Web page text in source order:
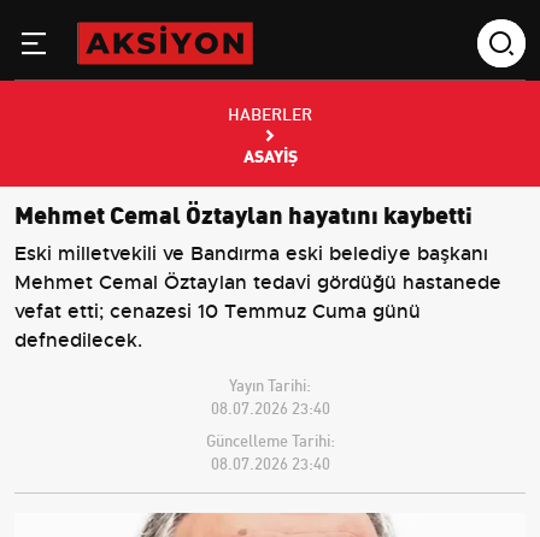
HABERLER
ASAYIŞ
Mehmet Cemal Öztaylan hayatını kaybetti
Eski milletvekili ve Bandırma eski belediye başkanı
Mehmet Cemal Öztaylan tedavi gördüğü hastanede
vefat etti; cenazesi 10 Temmuz Cuma günü
defnedilecek.
Yayın Tarihi:
08.07.2026 23:40
Güncelleme Tarihi:
08.07.2026 23:40